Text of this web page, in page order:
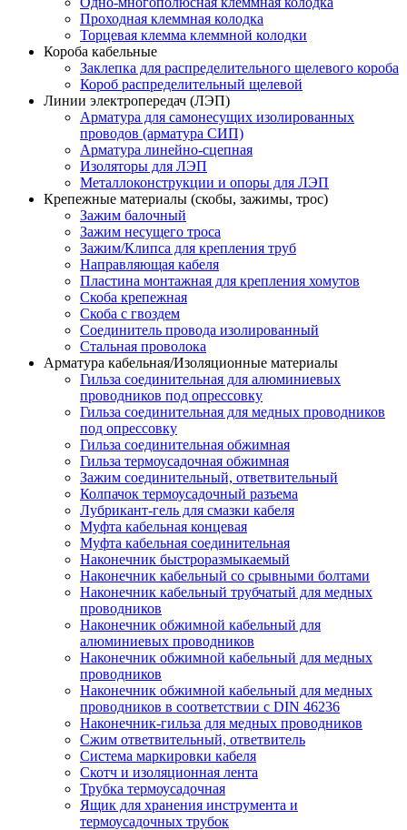
Проходная клеммная колодка
Торцевая клемма клеммной колодки
Короба кабельные
Заклепка для распределительного щелевого короба
Короб распределительный щелевой
Линии электропередач (ЛЭП)
Арматура для самонесущих изолированных
проводов (арматура СИП)
Арматура линейно-сцепная
Изоляторы для ЛЭП
Металлоконструкции и опоры для ЛЭП
Крепежные материалы (скобы, зажимы, трос)
Зажим балочный
Зажим несущего троса
Зажим/Клипса для крепления труб
Направляющая кабеля
Пластина монтажная для крепления хомутов
Скоба крепежная
Скоба с гвоздем
Соединитель провода изолированный
Стальная проволока
Арматура кабельная/Изоляционные материалы
Гильза соединительная для алюминиевых
проводников под опрессовку
Гильза соединительная для медных проводников
под опрессовку
Гильза соединительная обжимная
Гильза термоусадочная обжимная
Зажим соединительный, ответвительный
Колпачок термоусадочный разъема
Лубрикант-гель для смазки кабеля
Муфта кабельная концевая
Муфта кабельная соединительная
Наконечник быстроразмыкаемый
Наконечник кабельный со срывными болтами
Наконечник кабельный трубчатый для медных
проводников
Наконечник обжимной кабельный для
алюминиевых проводников
Наконечник обжимной кабельный для медных
проводников
Наконечник обжимной кабельный для медных
проводников в соответствии с DIN 46236
Наконечник-гильза для медных проводников
Сжим ответвительный, ответвитель
Система маркировки кабеля
Скотч и изоляционная лента
Трубка термоусадочная
Ящик для хранения инструмента и
термоусадочных трубок